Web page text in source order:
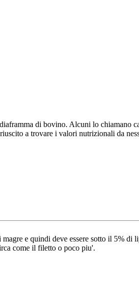
di bovino. Alcuni lo chiamano
a trovare i valori nutrizionali da
e quindi deve essere sotto il 5% di
come il filetto o poco piu'.